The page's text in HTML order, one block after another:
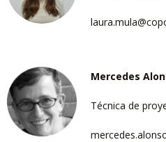
Mercedes
Técnica de